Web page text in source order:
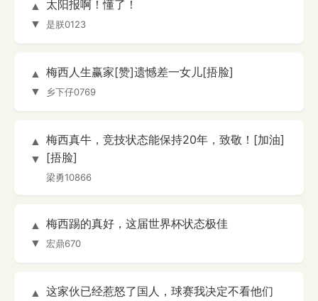
▲
▼
太阳报啊！懂了！
是朕0123
▲
▼
梅西人生赢家[赞]遗憾差一女儿[捂脸]
乡下仔0769
▲
▼
梅西真牛，竞技状态能保持20年，致敬！[加油]
[捂脸]
梁勇10866
▲
▼
梅西踢的真好，这届世界杯状态极佳
宏鼎670
▲
这家伙已经惹怒了国人，球赛我决定不看他们